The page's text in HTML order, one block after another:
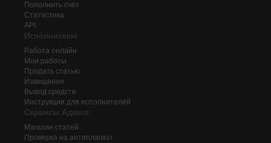
Пополнить счёт
Статистика
API
Исполнителю
Работа онлайн
Мои работы
Продать статью
Извещения
Вывод средств
Инструкции для исполнителей
Сервисы Адвего
Магазин статей
Проверка на антиплагиат